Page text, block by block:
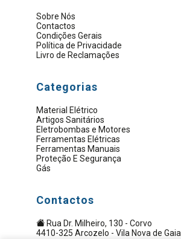
Sobre Nós
Contactos
Condições Gerais
Política de Privacidade
Livro de Reclamações
Categorias
Material Elétrico
Artigos Sanitários
Eletrobombas e Motores
Ferramentas Elétricas
Ferramentas Manuais
Proteção E Segurança
Gás
Contactos
Rua Dr. Milheiro, 130 - Corvo
4410-325 Arcozelo - Vila Nova de Gaia